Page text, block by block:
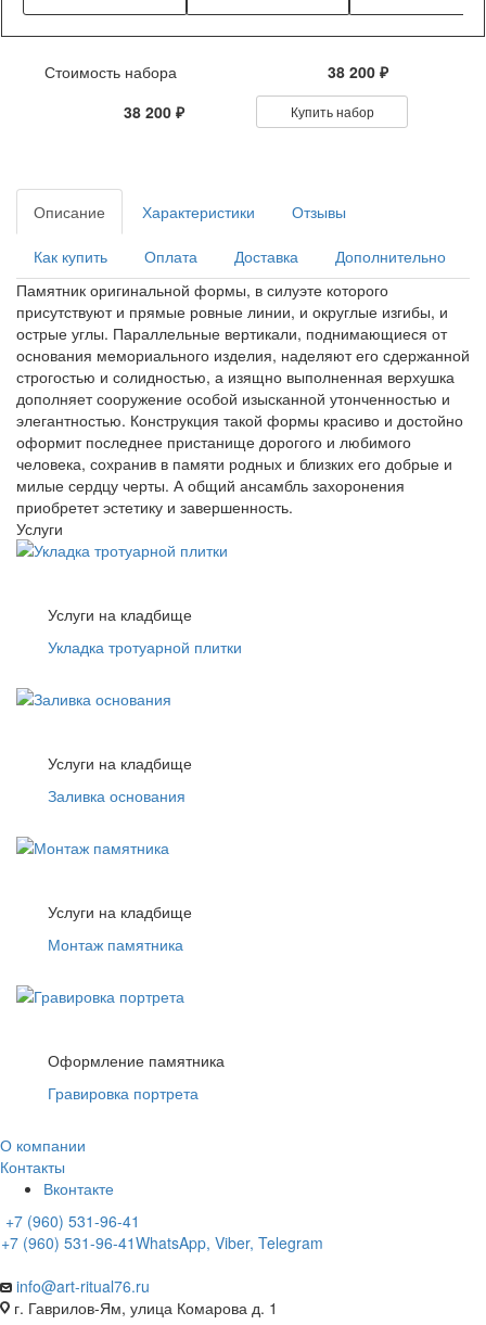
Стоимость набора
38 200 ₽
38 200 ₽
Купить набор
Описание Характеристики Отзывы
Как купить Оплата Доставка
Дополнительно
Памятник оригинальной формы, в силуэте которого
присутствуют и прямые ровные линии, и округлые изгибы, и
острые углы. Параллельные вертикали, поднимающиеся от
основания мемориального изделия, наделяют его сдержанной
строгостью и солидностью, а изящно выполненная верхушка
дополняет сооружение особой изысканной утонченностью и
элегантностью. Конструкция такой формы красиво и достойно
оформит последнее пристанище дорогого и любимого
человека, сохранив в памяти родных и близких его добрые и
милые сердцу черты. А общий ансамбль захоронения
приобретет эстетику и завершенность.
Услуги
Услуги на кладбище
Укладка тротуарной плитки
Услуги на кладбище
Заливка основания
Услуги на кладбище
Монтаж памятника
Оформление памятника
Гравировка портрета
О компании
Контакты
Вконтакте
+7 (960) 531-96-41
+7 (960) 531-96-41WhatsApp, Viber, Telegram
info@art-ritual76.ru
г. Гаврилов-Ям, улица Комарова д. 1